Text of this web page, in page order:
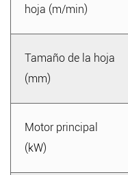
hoja (m/min)
Tamaño de la hoja
(mm)
Motor principal
(kW)